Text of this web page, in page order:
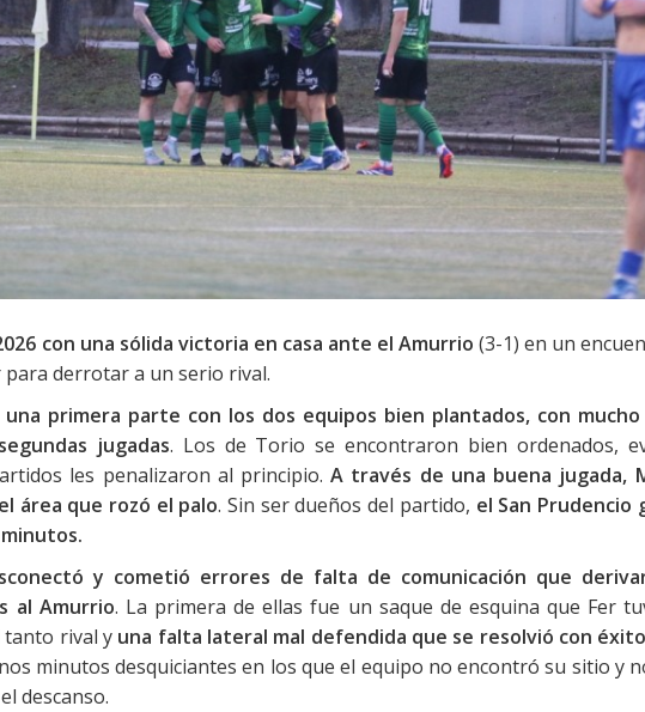
con una sólida victoria en casa ante el Amurrio (3-1) en un
derrotar a un serio rival.
una primera parte con los dos equipos bien plantados, con
jugadas. Los de Torio se encontraron bien ordenados,
les penalizaron al principio.A través de una buena jugada,
área que rozó el palo. Sin ser dueños del partido, el San Prudencio
y cometió errores de falta de comunicación que
al Amurrio. La primera de ellas fue un saque de esquina que Fer
tanto rival y una falta lateral mal defendida que se resolvió con
minutos desquiciantes en los que el equipo no encontró su sitio y
descanso.